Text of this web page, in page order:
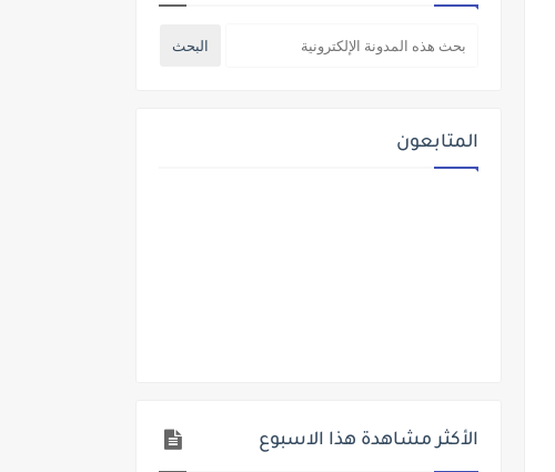
المتابعون
الأكثر مشاهدة هذا الاسبوع